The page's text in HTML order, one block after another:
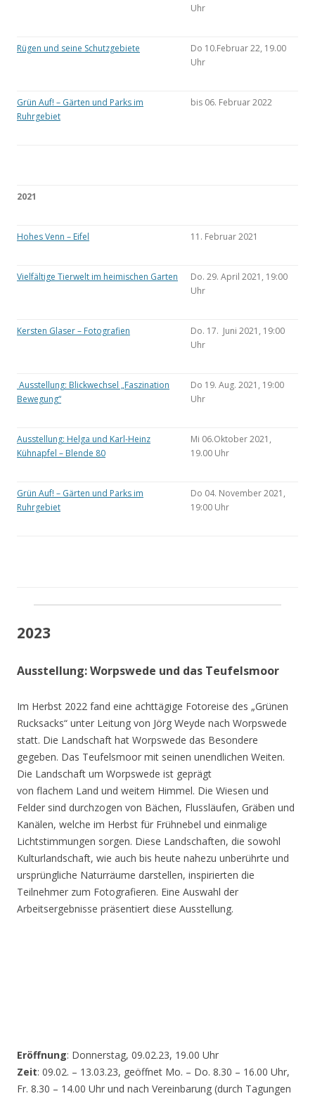
Uhr
Rügen und seine Schutzgebiete
Do 10.Februar 22, 19.00
Uhr
Grün Auf! – Gärten und Parks im
Ruhrgebiet
bis 06. Februar 2022
2021
Hohes Venn – Eifel 11. Februar 2021
Vielfältige Tierwelt im heimischen Garten
Do. 29. April 2021, 19:00
Uhr
Kersten Glaser – Fotografien
Do. 17. Juni 2021, 19:00
Uhr
Ausstellung: Blickwechsel „Faszination
Bewegung“
Do 19. Aug. 2021, 19:00
Uhr
Ausstellung: Helga und Karl-Heinz
Kühnapfel – Blende 80
Mi 06.Oktober 2021,
19.00 Uhr
Grün Auf! – Gärten und Parks im
Ruhrgebiet
Do 04. November 2021,
19:00 Uhr
2023
Ausstellung: Worpswede und das Teufelsmoor
Im Herbst 2022 fand eine achttägige Fotoreise des „Grünen
Rucksacks“ unter Leitung von Jörg Weyde nach Worpswede
statt. Die Landschaft hat Worpswede das Besondere
gegeben. Das Teufelsmoor mit seinen unendlichen Weiten.
Die Landschaft um Worpswede ist geprägt
von flachem Land und weitem Himmel. Die Wiesen und
Felder sind durchzogen von Bächen, Flussläufen, Gräben und
Kanälen, welche im Herbst für Frühnebel und einmalige
Lichtstimmungen sorgen. Diese Landschaften, die sowohl
Kulturlandschaft, wie auch bis heute nahezu unberührte und
ursprüngliche Naturräume darstellen, inspirierten die
Teilnehmer zum Fotografieren. Eine Auswahl der
Arbeitsergebnisse präsentiert diese Ausstellung.
Eröffnung: Donnerstag, 09.02.23, 19.00 Uhr
Zeit: 09.02. – 13.03.23, geöffnet Mo. – Do. 8.30 – 16.00 Uhr,
Fr. 8.30 – 14.00 Uhr und nach Vereinbarung (durch Tagungen